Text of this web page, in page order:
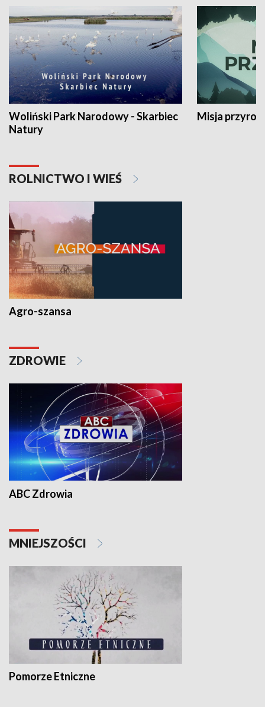
Woliński Park Narodowy - Skarbiec
Natury
Misja
ROLNICTWO I WIEŚ
Agro-szansa
ZDROWIE
ABC Zdrowia
MNIEJSZOŚCI
Pomorze Etniczne